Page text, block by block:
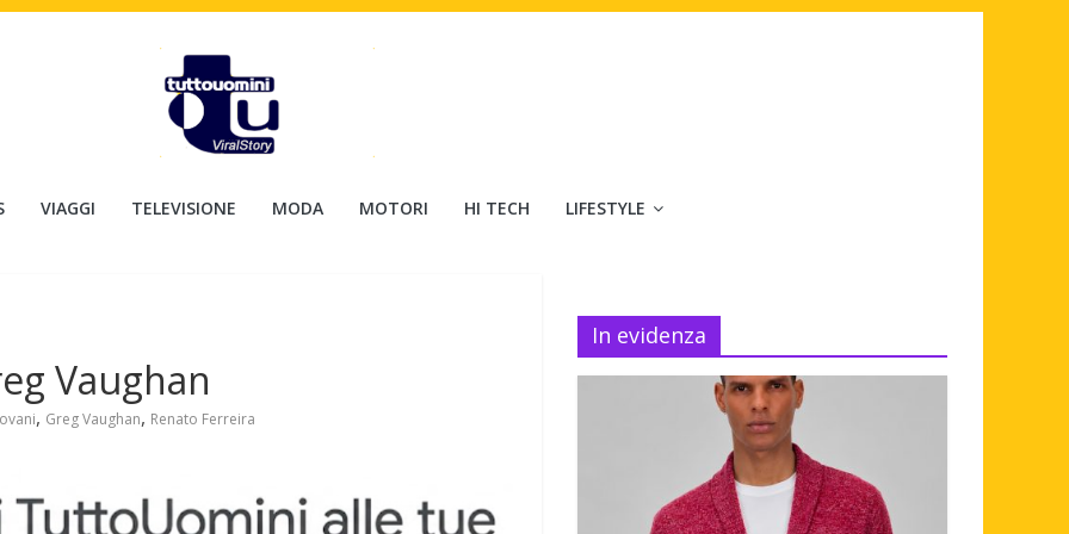
VIAGGI TELEVISIONE MODA MOTORI HI TECH LIFESTYLE
Vaughan
, Greg Vaughan, Renato Ferreira
In evidenza